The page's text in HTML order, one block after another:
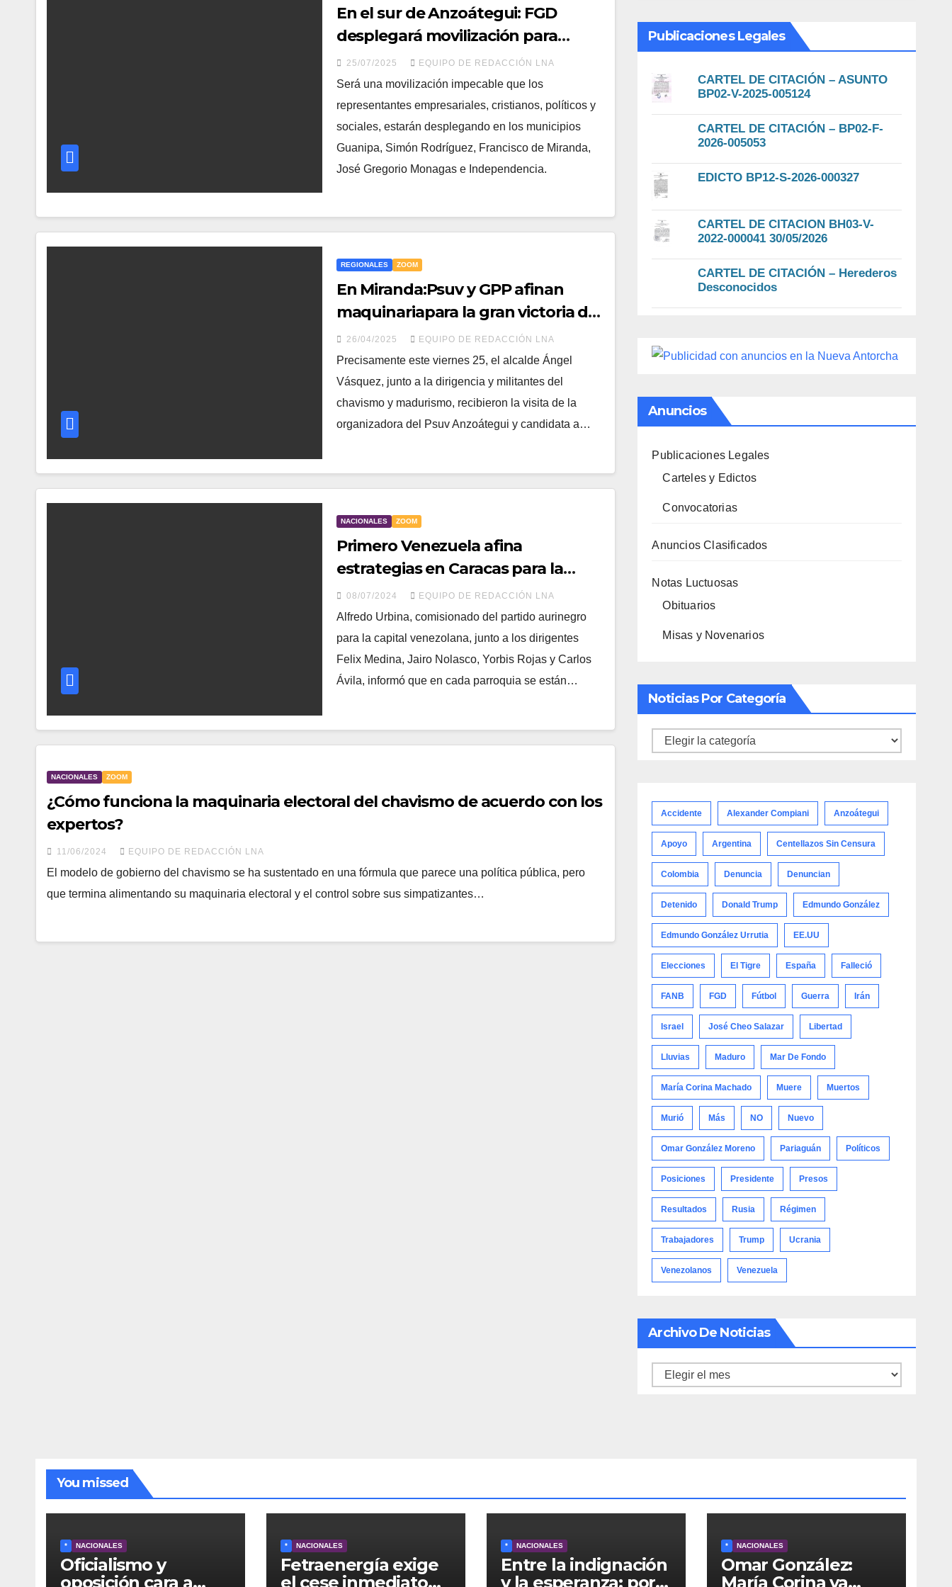
En el sur de Anzoátegui: FGD
desplegará movilización para
garantizar la gran victoria del
GPPSB
25/07/2025 EQUIPO DE REDACCIÓN LNA
Será una movilización impecable que los
representantes empresariales, cristianos, políticos y
sociales, estarán desplegando en los municipios
Guanipa, Simón Rodríguez, Francisco de Miranda,
José Gregorio Monagas e Independencia.
REGIONALES ZOOM
En Miranda:Psuv y GPP afinan
maquinariapara la gran victoria del
25 de mayo
26/04/2025 EQUIPO DE REDACCIÓN LNA
Precisamente este viernes 25, el alcalde Ángel
Vásquez, junto a la dirigencia y militantes del
chavismo y madurismo, recibieron la visita de la
organizadora del Psuv Anzoátegui y candidata a…
NACIONALES ZOOM
Primero Venezuela afina
estrategias en Caracas para la
victoria de Brito
08/07/2024 EQUIPO DE REDACCIÓN LNA
Alfredo Urbina, comisionado del partido aurinegro
para la capital venezolana, junto a los dirigentes
Felix Medina, Jairo Nolasco, Yorbis Rojas y Carlos
Ávila, informó que en cada parroquia se están…
NACIONALES ZOOM
¿Cómo funciona la maquinaria electoral del chavismo de acuerdo con los
expertos?
11/06/2024 EQUIPO DE REDACCIÓN LNA
El modelo de gobierno del chavismo se ha sustentado en una fórmula que parece una política pública, pero
que termina alimentando su maquinaria electoral y el control sobre sus simpatizantes…
Publicaciones Legales
CARTEL DE CITACIÓN – ASUNTO
BP02-V-2025-005124
CARTEL DE CITACIÓN – BP02-F-
2026-005053
EDICTO BP12-S-2026-000327
CARTEL DE CITACION BH03-V-
2022-000041 30/05/2026
CARTEL DE CITACIÓN – Herederos
Desconocidos
Anuncios
Publicaciones Legales
Carteles y Edictos
Convocatorias
Anuncios Clasificados
Notas Luctuosas
Obituarios
Misas y Novenarios
Noticias Por Categoría
Noticias
Accidente Alexander Compiani Anzoátegui
Apoyo Argentina Centellazos Sin Censura
Colombia Denuncia Denuncian
Detenido Donald Trump Edmundo González
Edmundo González Urrutia EE.UU
Elecciones El Tigre España Falleció
FANB FGD Fútbol Guerra Irán
Israel José Cheo Salazar Libertad
Lluvias Maduro Mar De Fondo
María Corina Machado Muere Muertos
Murió Más NO Nuevo
Omar González Moreno Pariaguán Políticos
Posiciones Presidente Presos
Resultados Rusia Régimen
Trabajadores Trump Ucrania
Venezolanos Venezuela
Archivo De Noticias
Archivo
You missed
* NACIONALES
Oficialismo y
oposición cara a
* NACIONALES
Fetraenergía exige
el cese inmediato
* NACIONALES
Entre la indignación
y la esperanza: por
* NACIONALES
Omar González:
María Corina ya